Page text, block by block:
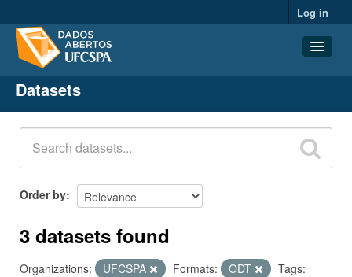
Log in
Datasets
Organizations
Groups
About
Datasets
Order by
3 datasets found
Organizations: UFCSPA Formats: ODT
Tags: